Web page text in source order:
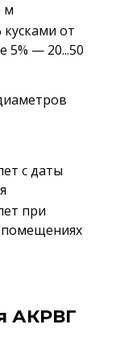
м
кусками от
5% — 20...50
с даты
при
АКРВГ